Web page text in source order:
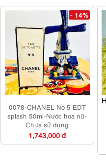
- 14%
0078-CHANEL No 5 EDT
splash 50ml-Nước hoa nữ-
Chưa sử dụng
1,743,000 đ